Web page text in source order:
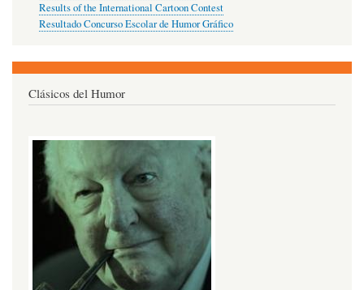
Results of the International Cartoon Contest
Resultado Concurso Escolar de Humor Gráfico
Clásicos del Humor